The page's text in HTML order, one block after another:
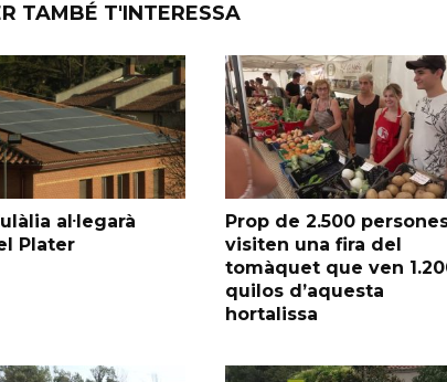
TAMBÉ T'INTERESSA
al·legarà
Plater
Prop de 2.500
visiten una fira del
tomàquet que ven
quilos d’aquesta
hortalissa